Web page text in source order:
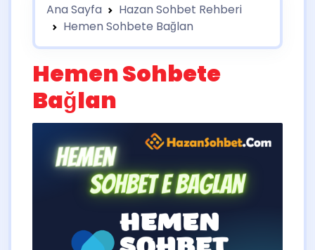
Ana Sayfa
Hazan Sohbet Rehberi
Hemen Sohbete Bağlan
Hemen Sohbete
Bağlan